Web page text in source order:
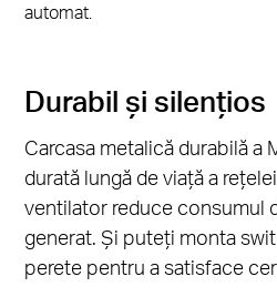
automat.
Durabil și silențios
Carcasa metalică durabilă a
durată lungă de viață a
ventilator reduce consumul
generat. Și puteți monta
perete pentru a satisface